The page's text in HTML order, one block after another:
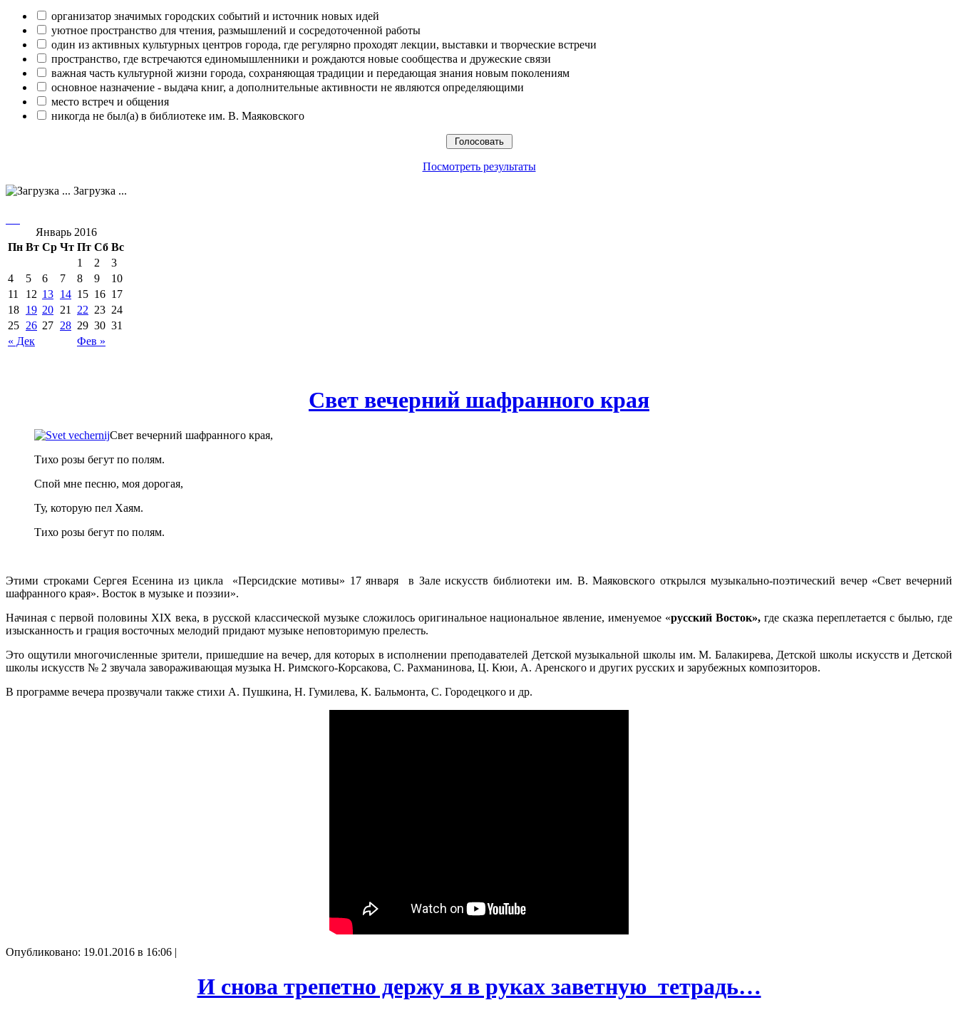
организатор значимых городских событий и источник новых идей
уютное пространство для чтения, размышлений и сосредоточенной работы
один из активных культурных центров города, где регулярно проходят лекции, выставки и творческие встречи
пространство, где встречаются единомышленники и рождаются новые сообщества и дружеские связи
важная часть культурной жизни города, сохраняющая традиции и передающая знания новым поколениям
основное назначение - выдача книг, а дополнительные активности не являются определяющими
место встреч и общения
никогда не был(а) в библиотеке им. В. Маяковского
Посмотреть результаты
Загрузка ...
Январь 2016
Пн Вт Ср Чт Пт Сб Вс
« Дек Фев »
1 2
3
4
5 6 7 8 9
10
11
12 13 14 15 16 17
18 19 20 21 22 23 24
25 26 27 28 29 30 31
Свет вечерний шафранного края
Свет вечерний шафранного края,
Тихо розы бегут по полям.
Спой мне песню, моя дорогая,
Ту, которую пел Хаям.
Тихо розы бегут по полям.
Этими строками Сергея Есенина из цикла «Персидские мотивы» 17 января в Зале искусств библиотеки им. В. Маяковского открылся музыкально-поэтический вечер «Свет вечерний
шафранного края». Восток в музыке и поэзии».
Начиная с первой половины XIX века, в русской классической музыке сложилось оригинальное национальное явление, именуемое «русский Восток»,где сказка переплетается с былью, где
изысканность и грация восточных мелодий придают музыке неповторимую прелесть.
Это ощутили многочисленные зрители, пришедшие на вечер, для которых в исполнении преподавателей Детской музыкальной школы им. М. Балакирева, Детской школы искусств и Детской
школы искусств № 2 звучала завораживающая музыка Н. Римского-Корсакова, С. Рахманинова, Ц. Кюи, А. Аренского и других русских и зарубежных композиторов.
В программе вечера прозвучали также стихи А. Пушкина, Н. Гумилева, К. Бальмонта, С. Городецкого и др.
Опубликовано: 19.01.2016 в 16:06 |
И снова трепетно держу я в руках заветную тетрадь…